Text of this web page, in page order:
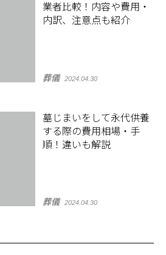
業者比較！内容や費用・
内訳、注意点も紹介
葬儀 2024.04.30
墓じまいをして永代供養
する際の費用相場・手
順！違いも解説
葬儀 2024.04.30